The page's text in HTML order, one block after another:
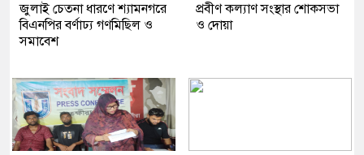
জুলাই চেতনা ধারণে শ্যামনগরে
বিএনপির বর্ণাঢ্য গণমিছিল ও
সমাবেশ
প্রবীণ কল্যাণ সংস্থার শোকসভা
ও দোয়া